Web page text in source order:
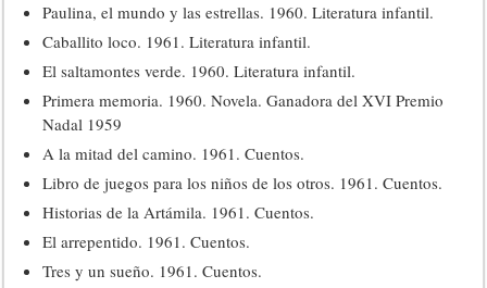
Paulina, el mundo y las estrellas. 1960. Literatura infantil.
Caballito loco. 1961. Literatura infantil.
El saltamontes verde. 1960. Literatura infantil.
Primera memoria. 1960. Novela. Ganadora del XVI Premio
Nadal 1959
A la mitad del camino. 1961. Cuentos.
Libro de juegos para los niños de los otros. 1961. Cuentos.
Historias de la Artámila. 1961. Cuentos.
El arrepentido. 1961. Cuentos.
Tres y un sueño. 1961. Cuentos.